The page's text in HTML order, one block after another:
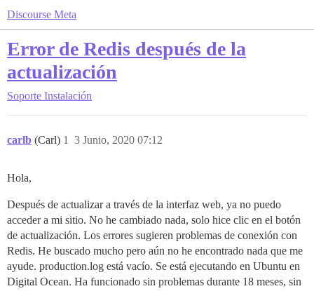
Discourse Meta
Error de Redis después de la
actualización
Soporte Instalación
carlb (Carl) 3 Junio, 2020 07:12
1
Hola,
Después de actualizar a través de la interfaz web, ya no puedo
acceder a mi sitio. No he cambiado nada, solo hice clic en el botón
de actualización. Los errores sugieren problemas de conexión con
Redis. He buscado mucho pero aún no he encontrado nada que me
ayude. production.log está vacío. Se está ejecutando en Ubuntu en
Digital Ocean. Ha funcionado sin problemas durante 18 meses, sin